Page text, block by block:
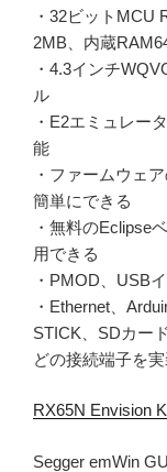
・32ビットMCU
2MB、内蔵
・4.3インチ
ル
・E2エミュレー
能
・ファームウェ
簡単にできる
・無料のEclipse
用できる
・PMOD、USB
・Ethernet、
STICK、SDカー
どの接続端子を
RX65N Envision
Segger emWin